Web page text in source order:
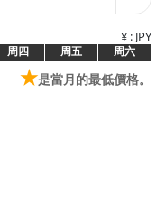
¥ : JPY
周四 周五 周六
★是當月的最低價格。